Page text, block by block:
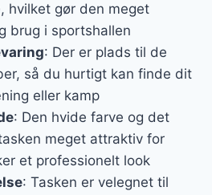
gør den meget
brug i sportshallen
: Der er plads til de
så du hurtigt kan finde dit
eller kamp
: Den hvide farve og det
meget attraktiv for
et professionelt look
: Tasken er velegnet til